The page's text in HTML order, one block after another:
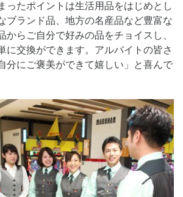
ったポイントは生活用品をはじめとし
ブランド品、地方の名産品など豊富な
からご自分で好みの品をチョイスし、
に交換ができます。アルバイトの皆さ
分にご褒美ができて嬉しい」と喜んで